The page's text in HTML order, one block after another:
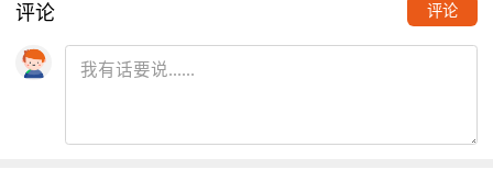
评论 评论